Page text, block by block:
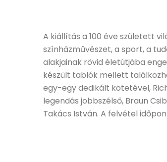
A kiállítás a 100 éve született
színházművészet, a sport, a
alakjainak rövid életútjába
készült tablók mellett
egy-egy dedikált kötetével,
legendás jobbszélső, Braun
Takács István. A felvétel